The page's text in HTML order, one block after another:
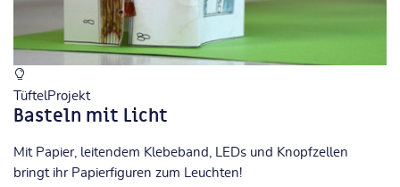
TüftelProjekt
Basteln mit Licht
Mit Papier, leitendem Klebeband, LEDs und Knopfzellen
bringt ihr Papierfiguren zum Leuchten!